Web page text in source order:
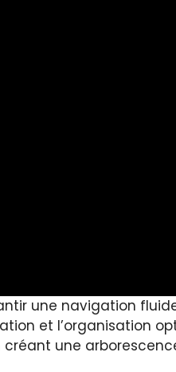
une navigation
et l’organisation
une